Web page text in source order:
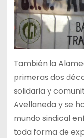
También la
primeras dos
solidaria y
Avellaneda y se
mundo sindical
toda forma de